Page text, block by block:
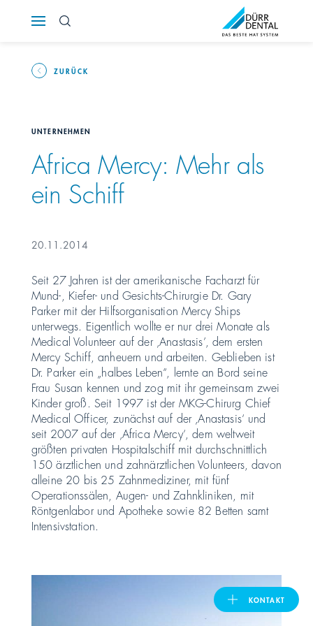
Polska
Suomi
Türkiye
United Kingdom
ASIA PACIFIC
Australia
India
日本
KONTAKT
ZURÜCK
UNTERNEHMEN
Africa Mercy: Mehr als
ein Schiff
20.11.2014
Seit 27 Jahren ist der amerikanische Facharzt für
Mund-, Kiefer- und Gesichts-Chirurgie Dr. Gary
Parker mit der Hilfsorganisation Mercy Ships
unterwegs. Eigentlich wollte er nur drei Monate als
Medical Volunteer auf der ‚Anastasis’, dem ersten
Mercy Schiff, anheuern und arbeiten. Geblieben ist
Dr. Parker ein „halbes Leben“, lernte an Bord seine
Frau Susan kennen und zog mit ihr gemeinsam zwei
Kinder groß. Seit 1997 ist der MKG-Chirurg Chief
Medical Officer, zunächst auf der ‚Anastasis‘ und
seit 2007 auf der ‚Africa Mercy‘, dem weltweit
größten privaten Hospitalschiff mit durchschnittlich
150 ärztlichen und zahnärztlichen Volunteers, davon
alleine 20 bis 25 Zahnmediziner, mit fünf
Operationssälen, Augen- und Zahnkliniken, mit
Röntgenlabor und Apotheke sowie 82 Betten samt
Intensivstation.